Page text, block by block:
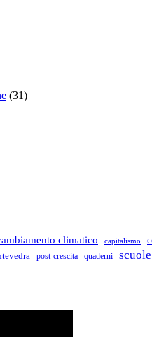
(31)
climatico capitalismo
post-crescita quaderni scuole